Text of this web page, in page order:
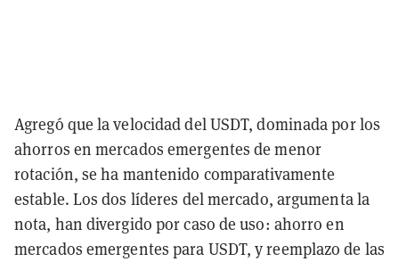
Agregó que la velocidad del USDT, dominada por los
ahorros en mercados emergentes de menor
rotación, se ha mantenido comparativamente
estable. Los dos líderes del mercado, argumenta la
nota, han divergido por caso de uso: ahorro en
mercados emergentes para USDT, y reemplazo de las